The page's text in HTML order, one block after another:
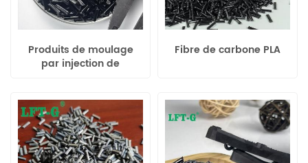
Produits de moulage
par injection de
CF)
Fibre de carbone PLA